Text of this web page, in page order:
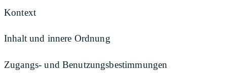
Kontext
Inhalt und innere Ordnung
Zugangs- und Benutzungsbestimmungen